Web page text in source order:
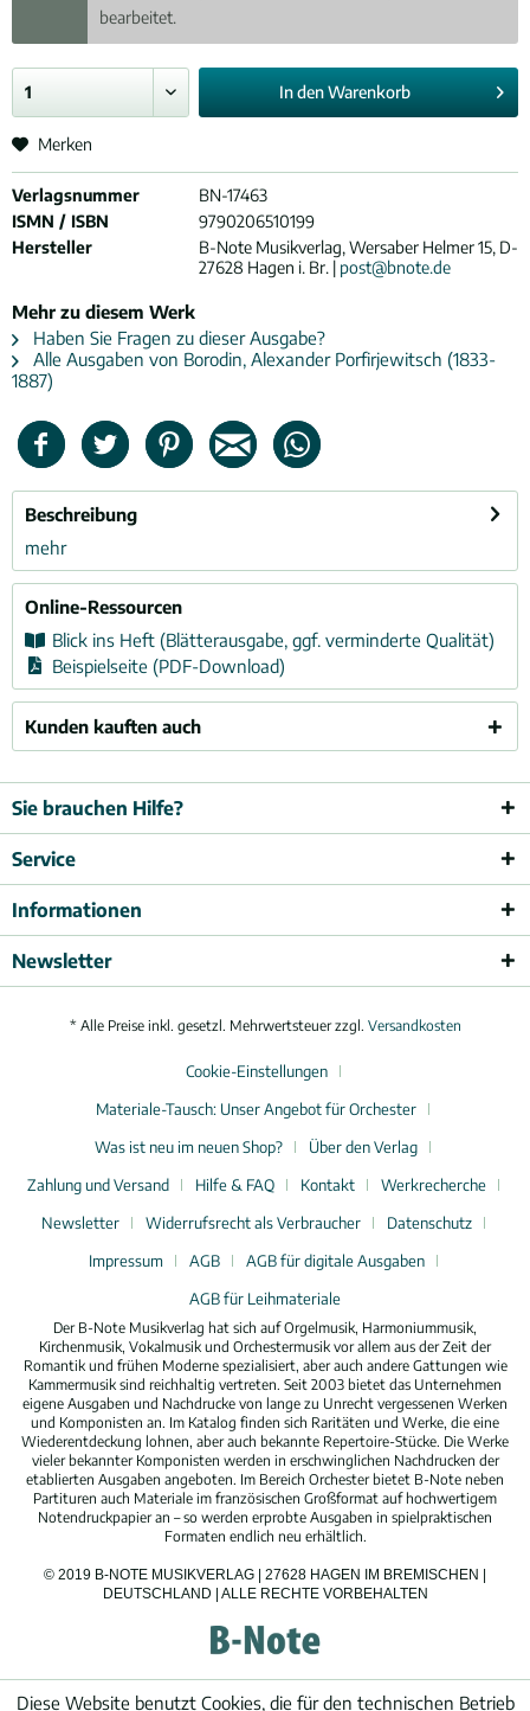
bearbeitet.
In denWarenkorb
Merken
Verlagsnummer
BN-17463
ISMN / ISBN
9790206510199
Hersteller
B-Note Musikverlag, Wersaber Helmer 15, D-
27628 Hagen i. Br. | post@bnote.de
Mehr zu diesem Werk
Haben Sie Fragen zu dieser Ausgabe?
Alle Ausgaben von Borodin, Alexander Porfirjewitsch (1833-
1887)
Beschreibung
mehr
Online-Ressourcen
Blick ins Heft (Blätterausgabe, ggf. verminderte Qualität)
Beispielseite (PDF-Download)
Kunden kauften auch
Sie brauchen Hilfe?
Service
Informationen
Newsletter
* Alle Preise inkl. gesetzl. Mehrwertsteuer zzgl. Versandkosten
Cookie-Einstellungen
Materiale-Tausch: Unser Angebot für Orchester
Was ist neu im neuen Shop?
Über den Verlag
Zahlung und Versand
Hilfe & FAQ Kontakt
Werkrecherche
Newsletter
Widerrufsrecht als Verbraucher
Datenschutz
Impressum
AGB
AGB für digitale Ausgaben
AGB für Leihmateriale
Der B-Note Musikverlag hat sich auf Orgelmusik, Harmoniummusik,
Kirchenmusik, Vokalmusik und Orchestermusik vor allem aus der Zeit der
Romantik und frühen Moderne spezialisiert, aber auch andere Gattungen wie
Kammermusik sind reichhaltig vertreten. Seit 2003 bietet das Unternehmen
eigene Ausgaben und Nachdrucke von lange zu Unrecht vergessenen Werken
und Komponisten an. Im Katalog finden sich Raritäten und Werke, die eine
Wiederentdeckung lohnen, aber auch bekannte Repertoire-Stücke. Die Werke
vieler bekannter Komponisten werden in erschwinglichen Nachdrucken der
etablierten Ausgaben angeboten. Im Bereich Orchester bietet B-Note neben
Partituren auch Materiale im französischen Großformat auf hochwertigem
Notendruckpapier an – so werden erprobte Ausgaben in spielpraktischen
Formaten endlich neu erhältlich.
© 2019 B-NOTE MUSIKVERLAG | 27628 HAGEN IM BREMISCHEN |
DEUTSCHLAND | ALLE RECHTE VORBEHALTEN
Diese Website benutzt Cookies, die für den technischen Betrieb